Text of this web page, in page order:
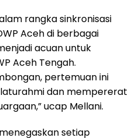
rangka sinkronisasi
Aceh di berbagai
acuan untuk
Aceh Tengah.
pertemuan ini
dan mempererat
ucap Mellani.
setiap